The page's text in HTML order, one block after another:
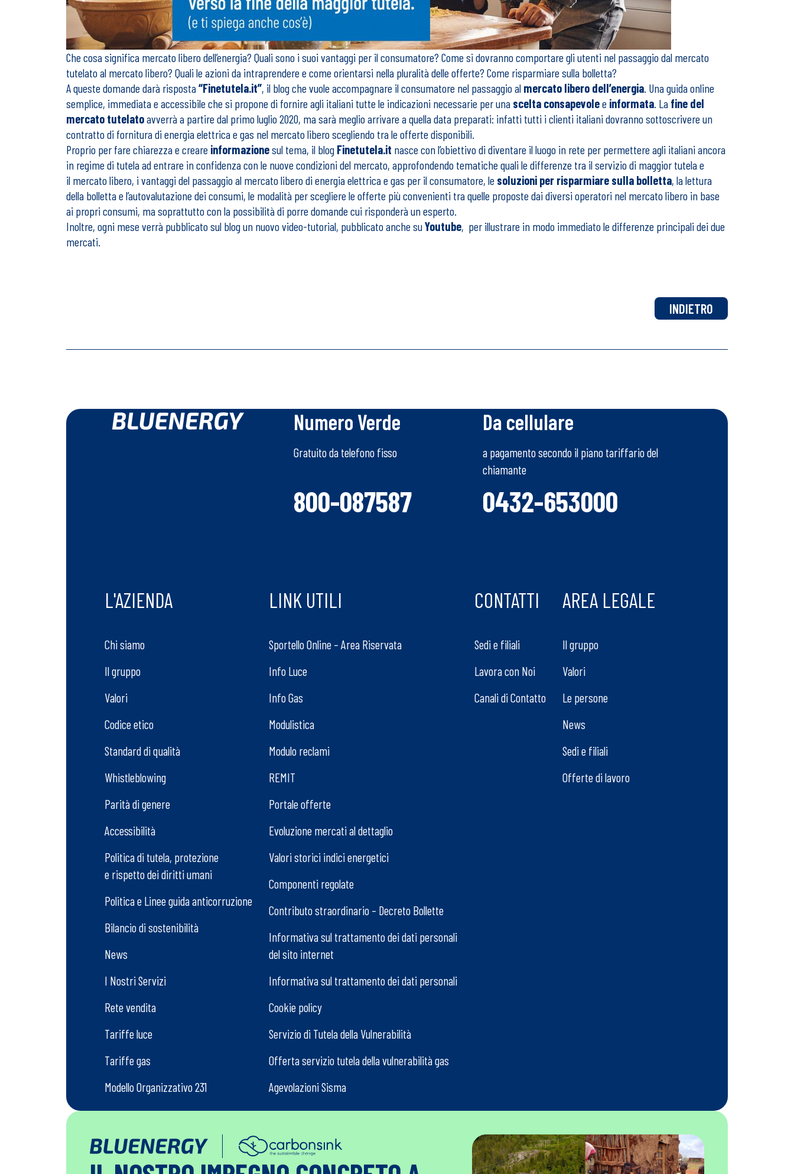
Che cosa significa mercato libero dell’energia? Quali sono i suoi vantaggi per il consumatore? Come si dovranno comportare gli utenti nel passaggio dal mercato
tutelato al mercato libero? Quali le azioni da intraprendere e come orientarsi nella pluralità delle offerte? Come risparmiare sulla bolletta?
A queste domande darà risposta“Finetutela.it”, il blog che vuole accompagnare il consumatore nel passaggio al mercato libero dell’energia. Una guida online
semplice, immediata e accessibile che si propone di fornire agli italiani tutte le indicazioni necessarie per una scelta consapevolee informata. La fine del
mercato tutelatoavverrà a partire dal primo luglio 2020, ma sarà meglio arrivare a quella data preparati: infatti tutti i clienti italiani dovranno sottoscrivere un
contratto di fornitura di energia elettrica e gas nel mercato libero scegliendo tra le offerte disponibili.
Proprio per fare chiarezza e creare informazionesul tema, il blog Finetutela.it nasce con l’obiettivo di diventare il luogo in rete per permettere agli italiani ancora
in regime di tutela ad entrare in confidenza con le nuove condizioni del mercato, approfondendo tematiche quali le differenze tra il servizio di maggior tutela e
il mercato libero, i vantaggi del passaggio al mercato libero di energia elettrica e gas per il consumatore, le soluzioni per risparmiare sulla bolletta, la lettura
della bolletta e l’autovalutazione dei consumi, le modalità per scegliere le offerte più convenienti tra quelle proposte dai diversi operatori nel mercato libero in base
ai propri consumi, ma soprattutto con la possibilità di porre domande cui risponderà un esperto.
Inoltre, ogni mese verrà pubblicato sul blog un nuovo video-tutorial, pubblicato anche suYoutube, per illustrare in modo immediato le differenze principali dei due
mercati.
INDIETRO
Numero Verde
Gratuito da telefono fisso
800-087587
Da cellulare
a pagamento secondo il piano tariffario del
chiamante
0432-653000
L'AZIENDA
Chi siamo
Il gruppo
Valori
Codice etico
Standard di qualità
Whistleblowing
Parità di genere
Accessibilità
Politica di tutela, protezione
e rispetto dei diritti umani
Politica e Linee guida anticorruzione
Bilancio di sostenibilità
News
I Nostri Servizi
Rete vendita
Tariffe luce
Tariffe gas
Modello Organizzativo 231
LINK UTILI
Sportello Online – Area Riservata
Info Luce
Info Gas
Modulistica
Modulo reclami
REMIT
Portale offerte
Evoluzione mercati al dettaglio
Valori storici indici energetici
Componenti regolate
Contributo straordinario – Decreto Bollette
Informativa sul trattamento dei dati personali
del sito internet
Informativa sul trattamento dei dati personali
Cookie policy
Servizio di Tutela della Vulnerabilità
Offerta servizio tutela della vulnerabilità gas
Agevolazioni Sisma
CONTATTI
Sedi e filiali
Lavora con Noi
Canali di Contatto
AREA LEGALE
Il gruppo
Valori
Le persone
News
Sedi e filiali
Offerte di lavoro